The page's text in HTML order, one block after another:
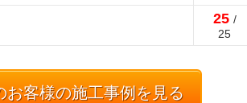
25 /
25
お客様の施工事例を見る